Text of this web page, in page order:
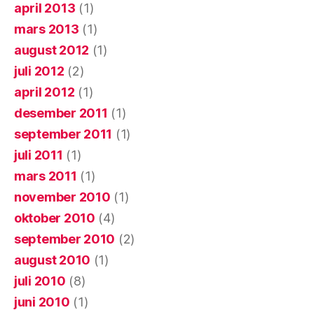
april 2013 (1)
mars 2013 (1)
august 2012 (1)
juli 2012 (2)
april 2012 (1)
desember 2011 (1)
september 2011 (1)
juli 2011 (1)
mars 2011 (1)
november 2010 (1)
oktober 2010 (4)
september 2010 (2)
august 2010 (1)
juli 2010 (8)
juni 2010 (1)